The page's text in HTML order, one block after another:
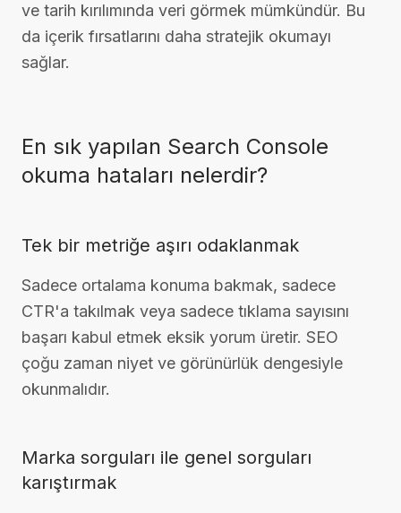
ve tarih kırılımında veri görmek mümkündür. Bu
da içerik fırsatlarını daha stratejik okumayı
sağlar.
En sık yapılan Search Console
okuma hataları nelerdir?
Tek bir metriğe aşırı odaklanmak
Sadece ortalama konuma bakmak, sadece
CTR'a takılmak veya sadece tıklama sayısını
başarı kabul etmek eksik yorum üretir. SEO
çoğu zaman niyet ve görünürlük dengesiyle
okunmalıdır.
Marka sorguları ile genel sorguları
karıştırmak